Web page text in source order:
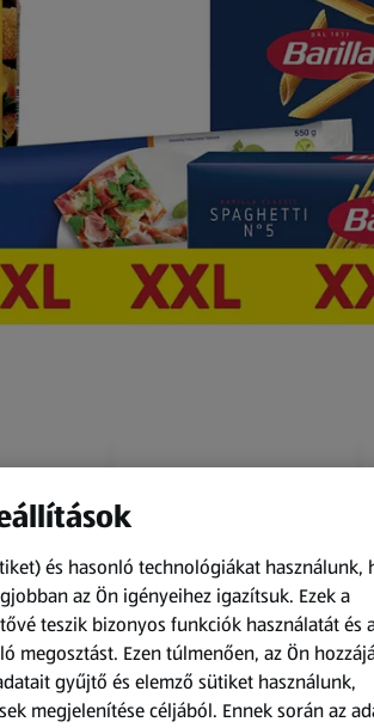
tart
8
Amíg a készlet tart
XXL
O.B.
Procomfort tampon,
és hasonló technológiákat használunk,
az Ön igényeihez igazítsuk. Ezek a
teszik bizonyos funkciók használatát és
megosztást. Ezen túlmenően, az Ön
gyűjtő és elemző sütiket használunk,
megjelenítése céljából. Ennek során az